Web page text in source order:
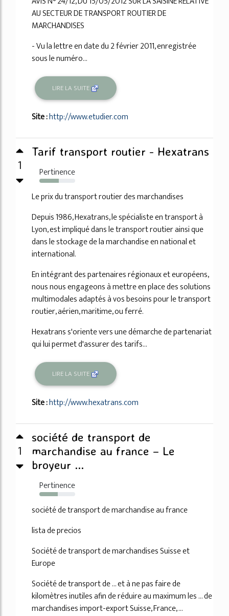
AU SECTEUR DE TRANSPORT ROUTIER DE
MARCHANDISES
- Vu la lettre en date du 2 février 2011, enregistrée
sous le numéro...
LIRE LA SUITE
Site :http://www.etudier.com
1
Tarif transport routier - Hexatrans
Pertinence
54%
Le prix du transport routier des marchandises
Depuis 1986, Hexatrans, le spécialiste en transport à
Lyon, est impliqué dans le transport routier ainsi que
dans le stockage de la marchandise en national et
international.
En intégrant des partenaires régionaux et européens,
nous nous engageons à mettre en place des solutions
multimodales adaptés à vos besoins pour le transport
routier, aérien, maritime, ou ferré.
Hexatrans s'oriente vers une démarche de partenariat
qui lui permet d'assurer des tarifs...
LIRE LA SUITE
Site :http://www.hexatrans.com
1
société de transport de
marchandise au france – Le
broyeur ...
Pertinence
52%
société de transport de marchandise au france
lista de precios
Société de transport de marchandises Suisse et
Europe
Société de transport de ... et à ne pas faire de
kilomètres inutiles afin de réduire au maximum les ... de
marchandises import-export Suisse, France, ...